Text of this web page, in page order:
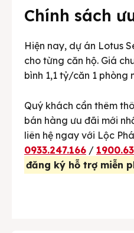
Chính sách
Hiện nay, dự án Lotus
cho từng căn hộ. Giá
bình 1,1 tỷ/căn 1 phòng
Quý khách cần thêm
bán hàng ưu đãi mới
liên hệ ngay với Lộc
0933.247.166 /
đăng ký hỗ trợ miễn